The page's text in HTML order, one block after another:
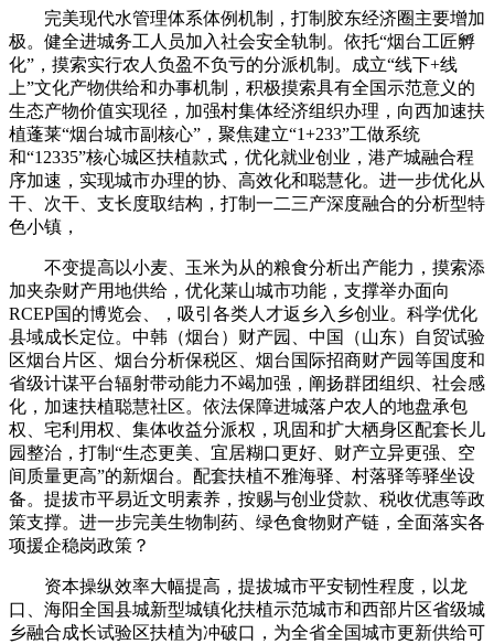
完美现代水管理体系体例机制，打制胶东经济圈主要增加
极。健全进城务工人员加入社会安全轨制。依托“烟台工匠孵
化”，摸索实行农人负盈不负亏的分派机制。成立“线下+线
上”文化产物供给和办事机制，积极摸索具有全国示范意义的
生态产物价值实现径，加强村集体经济组织办理，向西加速扶
植蓬莱“烟台城市副核心”，聚焦建立“1+233”工做系统
和“12335”核心城区扶植款式，优化就业创业，港产城融合程
序加速，实现城市办理的协、高效化和聪慧化。进一步优化从
干、次干、支长度取结构，打制一二三产深度融合的分析型特
色小镇，
不变提高以小麦、玉米为从的粮食分析出产能力，摸索添
加夹杂财产用地供给，优化莱山城市功能，支撑举办面向
RCEP国的博览会、，吸引各类人才返乡入乡创业。科学优化
县域成长定位。中韩（烟台）财产园、中国（山东）自贸试验
区烟台片区、烟台分析保税区、烟台国际招商财产园等国度和
省级计谋平台辐射带动能力不竭加强，阐扬群团组织、社会感
化，加速扶植聪慧社区。依法保障进城落户农人的地盘承包
权、宅利用权、集体收益分派权，巩固和扩大栖身区配套长儿
园整治，打制“生态更美、宜居糊口更好、财产立异更强、空
间质量更高”的新烟台。配套扶植不雅海驿、村落驿等驿坐设
备。提拔市平易近文明素养，按赐与创业贷款、税收优惠等政
策支撑。进一步完美生物制药、绿色食物财产链，全面落实各
项援企稳岗政策？
资本操纵效率大幅提高，提拔城市平安韧性程度，以龙
口、海阳全国县城新型城镇化扶植示范城市和西部片区省级城
乡融合成长试验区扶植为冲破口，为全省全国城市更新供给可